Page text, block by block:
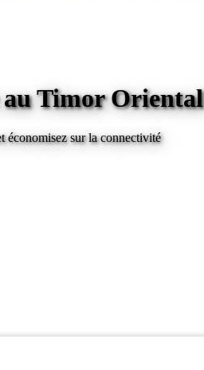
au Timor Oriental
économisez sur la connectivité